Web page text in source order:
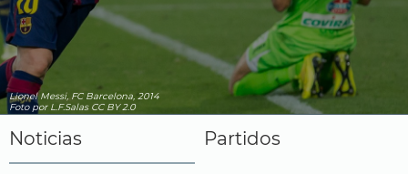
Lionel Messi, FC Barcelona, 2014
Fotopor L.F.Salas CC BY 2.0
Noticias Partidos